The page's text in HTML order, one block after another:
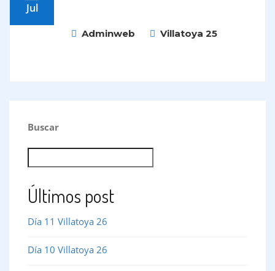
Jul
Adminweb Villatoya 25
Buscar
Últimos post
Día 11 Villatoya 26
Día 10 Villatoya 26